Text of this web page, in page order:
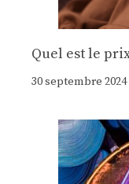
Quel est le
30 septembre 2024